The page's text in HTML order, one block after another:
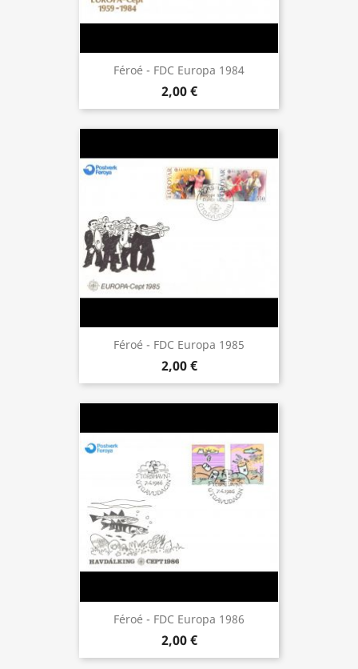
Féroé - FDC Europa 1984
2,00 €
Féroé - FDC Europa 1985
2,00 €
Féroé - FDC Europa 1986
2,00 €